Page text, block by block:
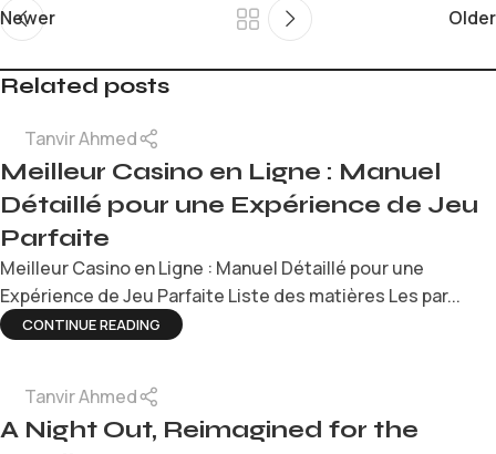
Newer Older
Related posts
Tanvir Ahmed
Meilleur Casino en Ligne : Manuel
Détaillé pour une Expérience de Jeu
Parfaite
Meilleur Casino en Ligne : Manuel Détaillé pour une
Expérience de Jeu Parfaite Liste des matières Les par...
CONTINUE READING
Tanvir Ahmed
A Night Out, Reimagined for the